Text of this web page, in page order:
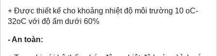
+ Được thiết kế cho khoảng nhiệt độ môi trường 10 oC-
32oC với độ ẩm dưới 60%
- An toàn: